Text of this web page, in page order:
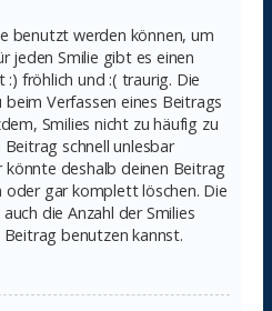
benutzt werden können, um
jeden Smilie gibt es einen
fröhlich und :( traurig. Die
Verfassen eines Beitrags
Smilies nicht zu häufig zu
schnell unlesbar
deshalb deinen Beitrag
gar komplett löschen. Die
die Anzahl der Smilies
benutzen kannst.